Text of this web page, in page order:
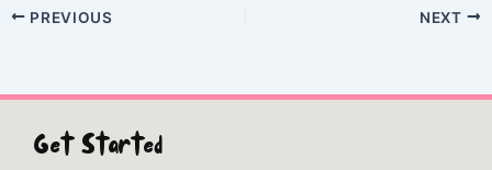
PREVIOUS NEXT
Get Started